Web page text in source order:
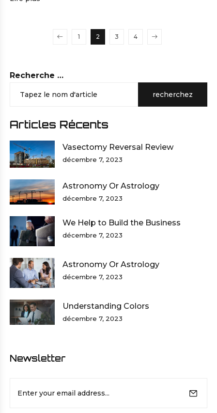
Recherche …
recherchez
Articles Récents
Vasectomy Reversal Review
décembre 7, 2023
Astronomy Or Astrology
décembre 7, 2023
We Help to Build the Business
décembre 7, 2023
Astronomy Or Astrology
décembre 7, 2023
Understanding Colors
décembre 7, 2023
Newsletter
1 2 3 4